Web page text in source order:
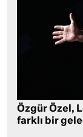
Özgür Özel,
farklı bir